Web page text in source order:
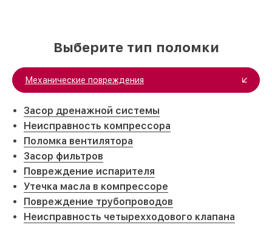
Выберите тип поломки
Механические повреждения
Засор дренажной системы
Неисправность компрессора
Поломка вентилятора
Засор фильтров
Повреждение испарителя
Утечка масла в компрессоре
Повреждение трубопроводов
Неисправность четырехходового клапана